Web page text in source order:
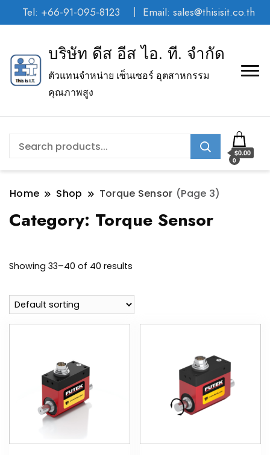
Tel: +66-91-095-8123 Email: sales@thisisit.co.th
บริษัท ดีส อีส ไอ. ที. จำกัด
ตัวแทนจำหน่าย เซ็นเซอร์ อุตสาหกรรม
คุณภาพสูง
0
$0.00
Home Shop Torque Sensor (Page 3)
Category: Torque Sensor
Showing 33–40 of 40 results